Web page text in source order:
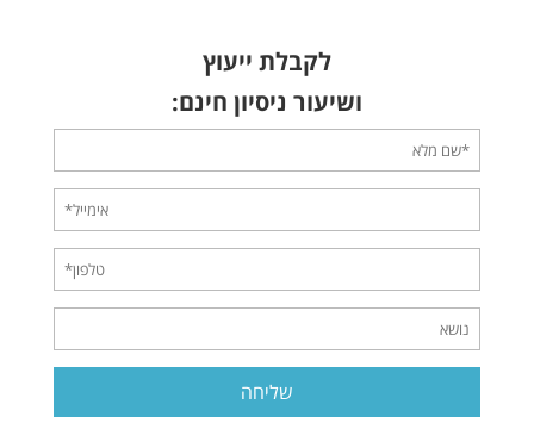
לקבלת ייעוץ
ושיעור ניסיון חינם: